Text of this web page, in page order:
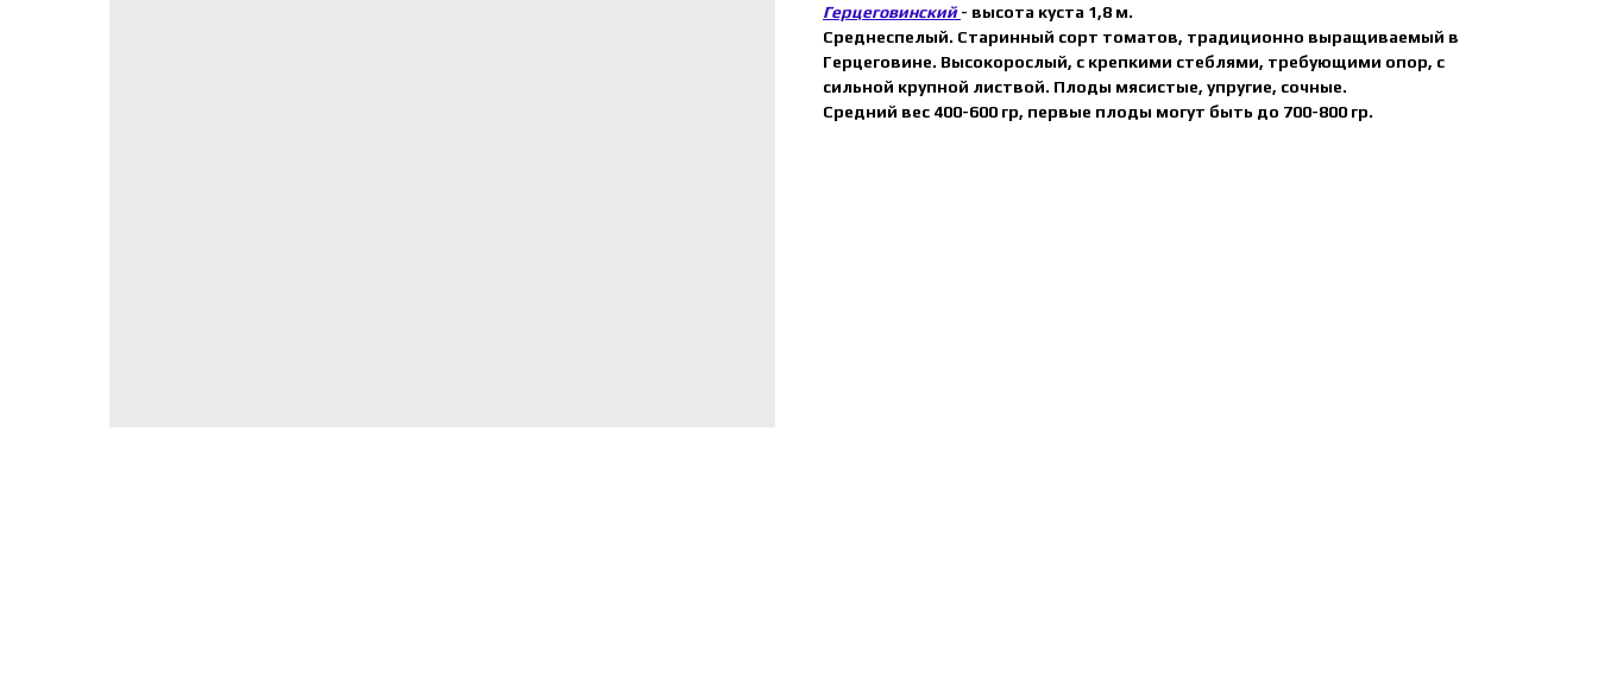
Герцеговинский- высота куста 1,8 м.
Среднеспелый. Старинный сорт томатов, традиционно выращиваемый в
Герцеговине. Высокорослый, с крепкими стеблями, требующими опор, с
сильной крупной листвой. Плоды мясистые, упругие, сочные.
Средний вес 400-600 гр, первые плоды могут быть до 700-800 гр.